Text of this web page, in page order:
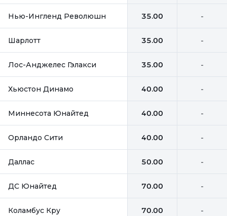
Нью-Ингленд Революшн 35.00 -
Шарлотт 35.00 -
Лос-Анджелес Гэлакси 35.00 -
Хьюстон Динамо 40.00 -
Миннесота Юнайтед 40.00 -
Орландо Сити 40.00 -
Даллас 50.00 -
ДС Юнайтед 70.00 -
Коламбус Кру 70.00 -